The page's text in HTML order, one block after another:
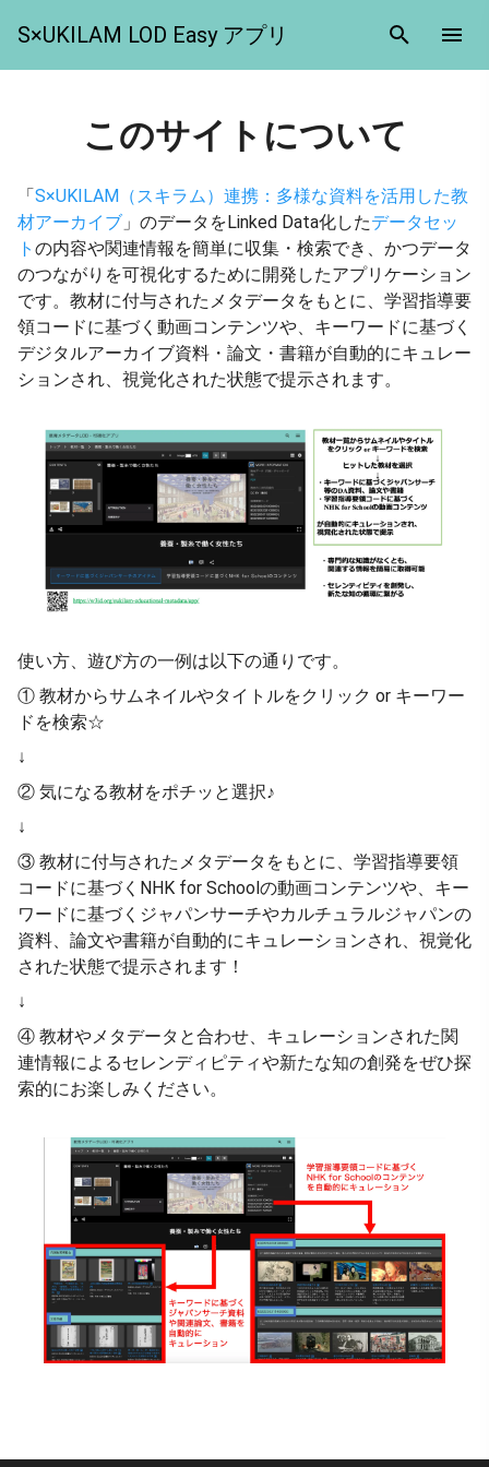
S×UKILAM LOD Easy アプリ
このサイトについて
「S×UKILAM（スキラム）連携：多様な資料を活用した教
材アーカイブ 」のデータをLinked Data化したデータセッ
ト の内容や関連情報を簡単に収集・検索でき、かつデータ
のつながりを可視化するために開発したアプリケーション
です。教材に付与されたメタデータをもとに、学習指導要
領コードに基づく動画コンテンツや、キーワードに基づく
デジタルアーカイブ資料・論文・書籍が自動的にキュレー
ションされ、視覚化された状態で提示されます。
使い方、遊び方の一例は以下の通りです。
① 教材からサムネイルやタイトルをクリック or キーワー
ドを検索☆
↓
② 気になる教材をポチッと選択♪
↓
③ 教材に付与されたメタデータをもとに、学習指導要領
コードに基づくNHK for Schoolの動画コンテンツや、キー
ワードに基づくジャパンサーチやカルチュラルジャパンの
資料、論文や書籍が自動的にキュレーションされ、視覚化
された状態で提示されます！
↓
④ 教材やメタデータと合わせ、キュレーションされた関
連情報によるセレンディピティや新たな知の創発をぜひ探
索的にお楽しみください。